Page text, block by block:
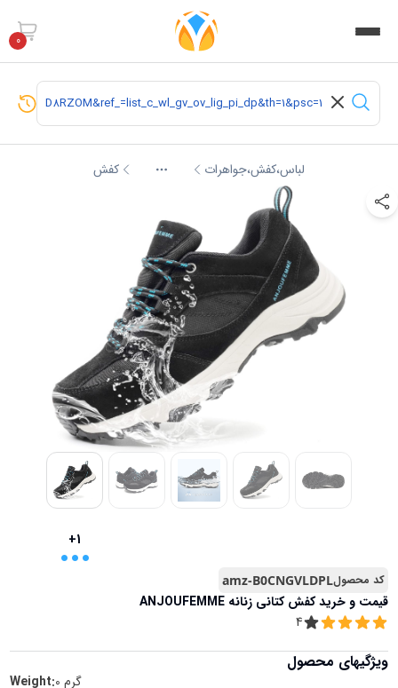
0
لباس،کفش،جواهرات More کفش
+1
...
کد محصولamz-B0CNGVLDPL
قیمت و خریدکفش‌ کتانی زنانه ANJOUFEMME
4
ویژگیهای محصول
Weight:0 گرم